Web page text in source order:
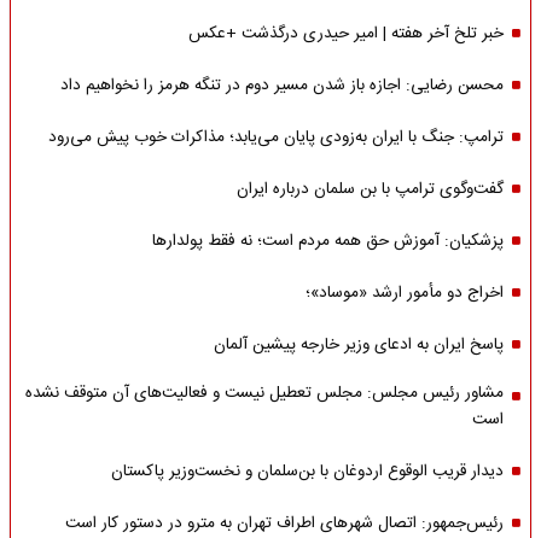
خبر تلخ آخر هفته | امیر حیدری درگذشت +عکس
محسن رضایی: اجازه باز شدن مسیر دوم در تنگه هرمز را نخواهیم داد
ترامپ: جنگ با ایران به‌زودی پایان می‌یابد؛ مذاکرات خوب پیش می‌رود
گفت‌وگوی ترامپ با بن سلمان درباره ایران
پزشکیان: آموزش حق همه مردم است؛ نه فقط پولدارها
اخراج دو مأمور ارشد «موساد»؛
پاسخ ایران به ادعای وزیر خارجه پیشین آلمان
مشاور رئیس مجلس: مجلس تعطیل نیست و فعالیت‌های آن متوقف نشده
است
دیدار قریب الوقوع اردوغان با بن‌سلمان و نخست‌وزیر پاکستان
رئیس‌جمهور: اتصال شهرهای اطراف تهران به مترو در دستور کار است